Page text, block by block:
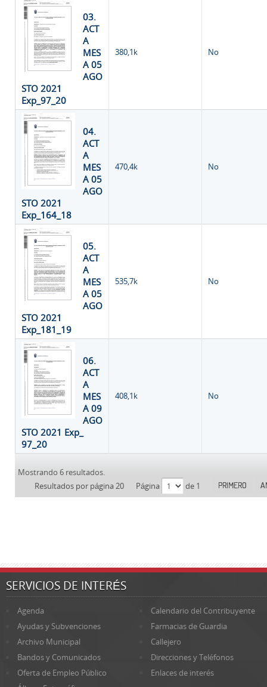
03.
ACT
A
MES
A 05
AGO
STO 2021
Exp_97_20
380,1k No
04.
ACT
A
MES
A 05
AGO
STO 2021
Exp_164_18
470,4k No
05.
ACT
A
MES
A 05
AGO
STO 2021
Exp_181_19
535,7k No
06.
ACT
A
MES
A 09
AGO
STO 2021 Exp_
97_20
408,1k No
Mostrando 6 resultados.
Resultados por página 20
Página de 1 PRIMERO
SERVICIOS DE INTERÉS
Agenda
Calendario del Contribuyente
Ayudas y Subvenciones
Farmacias de Guardia
Archivo Municipal
Callejero
Bandos y Comunicados
Direcciones y Teléfonos
Oferta de Empleo Público
Enlaces de interés